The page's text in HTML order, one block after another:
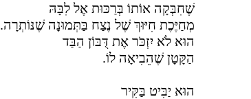
שֶׁחִבְּקָה אוֹתוֹ בְּרַכּוּת אֶל לִבָּהּ
מְחַיֶּכֶת חִיּוּךְ שֶׁל נֶצַח בַּתְּמוּנָה שֶׁנּוֹתְרָה.
הוּא לֹא יִזְכֹּר אֶת דֻּבּוֹן הַבַּד
הַקָּטָן שֶׁהֵבִיאָה לוֹ.
הוּא יַבִּיט בַּקִּיר